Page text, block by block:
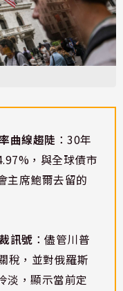
曲線趨陡 ：30年
，與全球債市
主席鮑爾去留的
訊號 ：儘管川普
稅，並對俄羅斯
淡，顯示當前定